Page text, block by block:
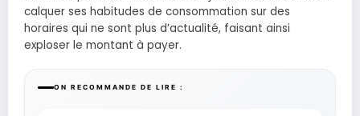
calquer ses habitudes de consommation sur des
horaires qui ne sont plus d’actualité, faisant ainsi
exploser le montant à payer.
ON RECOMMANDE DE LIRE :